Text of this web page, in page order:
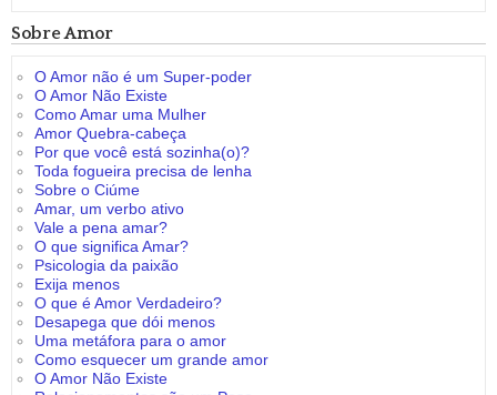
Sobre Amor
O Amor não é um Super-poder
O Amor Não Existe
Como Amar uma Mulher
Amor Quebra-cabeça
Por que você está sozinha(o)?
Toda fogueira precisa de lenha
Sobre o Ciúme
Amar, um verbo ativo
Vale a pena amar?
O que significa Amar?
Psicologia da paixão
Exija menos
O que é Amor Verdadeiro?
Desapega que dói menos
Uma metáfora para o amor
Como esquecer um grande amor
O Amor Não Existe